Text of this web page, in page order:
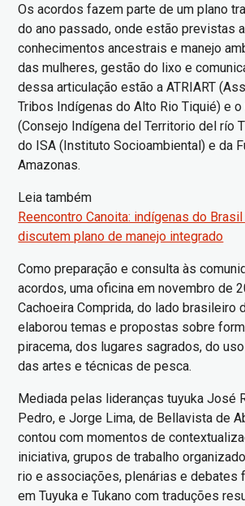
Os acordos fazem parte de um plano
do ano passado, onde estão previstas
conhecimentos ancestrais e manejo
das mulheres, gestão do lixo e
dessa articulação estão a ATRIART
Tribos Indígenas do Alto Rio Tiquié) e o
(Consejo Indígena del Territorio del río
do ISA (Instituto Socioambiental) e da
Amazonas.
Leia também
Reencontro Canoita: indígenas do
discutem plano de manejo integrado
Como preparação e consulta às
acordos, uma oficina em novembro de
Cachoeira Comprida, do lado brasileiro
elaborou temas e propostas sobre
piracema, dos lugares sagrados, do
das artes e técnicas de pesca.
Mediada pelas lideranças tuyuka José
Pedro, e Jorge Lima, de Bellavista de
contou com momentos de
iniciativa, grupos de trabalho
rio e associações, plenárias e debates
em Tuyuka e Tukano com traduções